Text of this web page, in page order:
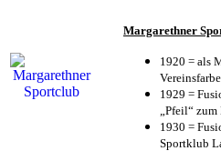
Margarethner
1920 = als
1929 =
„Pfeil“
1930 =
Sportklub